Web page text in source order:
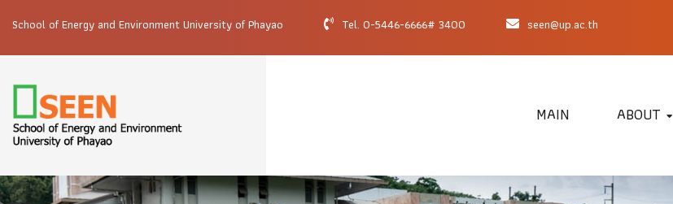
School of Energy and Environment University of Phayao Tel. 0-5446-6666# 3400 seen@up.ac.th
MAIN ABOUT